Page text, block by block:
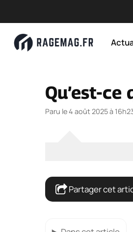
Qu’est-ce
Paru le 4 août 2025 à
Partager cet